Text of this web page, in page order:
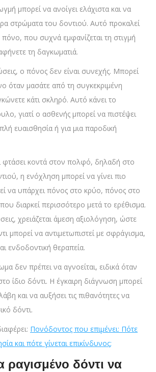
μπορεί να ανοίγει ελάχιστα και να
στρώματα του δοντιού. Αυτό προκαλεί
που συχνά εμφανίζεται τη στιγμή
τη δαγκωματιά.
ο πόνος δεν είναι συνεχής. Μπορεί
όταν μασάτε από τη συγκεκριμένη
κάτι σκληρό. Αυτό κάνει το
γιατί ο ασθενής μπορεί να πιστέψει
ευαισθησία ή για μια παροδική
φτάσει κοντά στον πολφό, δηλαδή στο
η ενόχληση μπορεί να γίνει πιο
να υπάρχει πόνος στο κρύο, πόνος στο
διαρκεί περισσότερο μετά το ερέθισμα.
χρειάζεται άμεση αξιολόγηση, ώστε
μπορεί να αντιμετωπιστεί με σφράγισμα,
ενδοδοντική θεραπεία.
δεν πρέπει να αγνοείται, ειδικά όταν
ίδιο δόντι. Η έγκαιρη διάγνωση μπορεί
και να αυξήσει τις πιθανότητες να
δόντι.
Πονόδοντος που επιμένει: Πότε
και πότε γίνεται επικίνδυνος;
ραγισμένο δόντι να